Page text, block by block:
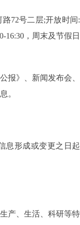
72号二层;开放时间:
16:30，周末及节假日
报》、新闻发布会、
。
息形成或变更之日起
产、生活、科研等特